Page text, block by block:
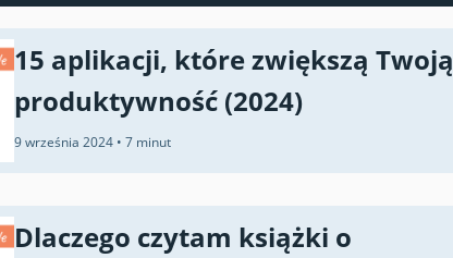
15 aplikacji, które zwiększą Twoją
produktywność (2024)
9 września 2024 • 7 minut
Dlaczego czytam książki o